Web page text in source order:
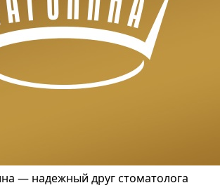
— надежный друг стоматолога